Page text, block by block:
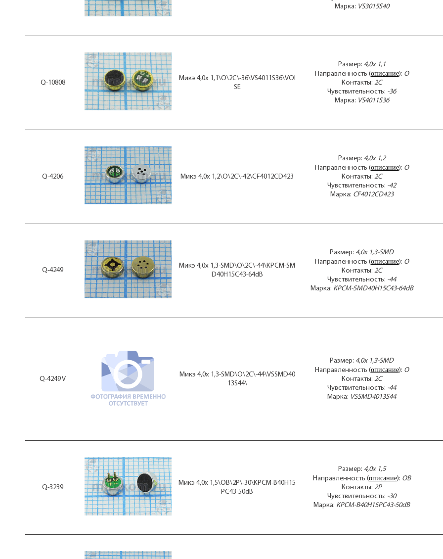
Марка: VS3015S40
Q-10808
Микэ 4,0x 1,1\O\2C\-36\VS4011S36\VOI
SE
Размер: 4,0x 1,1
Направленность (описание): O
Контакты:2C
Чувствительность: -36
Марка: VS4011S36
Q-4206 Микэ 4,0x 1,2\O\2C\-42\CF4012CD423
Размер: 4,0x 1,2
Направленность (описание): O
Контакты:2C
Чувствительность: -42
Марка: CF4012CD423
Q-4249
Микэ 4,0x 1,3-SMD\O\2C\-44\KPCM-SM
D40H15C43-64dB
Размер: 4,0x 1,3-SMD
Направленность (описание): O
Контакты:2C
Чувствительность: -44
Марка: KPCM-SMD40H15C43-64dB
Q-4249 V
Микэ 4,0x 1,3-SMD\O\2C\-44\VSSMD40
13S44\
Размер: 4,0x 1,3-SMD
Направленность (описание): O
Контакты:2C
Чувствительность: -44
Марка: VSSMD4013S44
Q-3239
Микэ 4,0x 1,5\OB\2P\-30\KPCM-B40H15
PC43-50dB
Размер: 4,0x 1,5
Направленность (описание): OB
Контакты:2P
Чувствительность: -30
Марка: KPCM-B40H15PC43-50dB